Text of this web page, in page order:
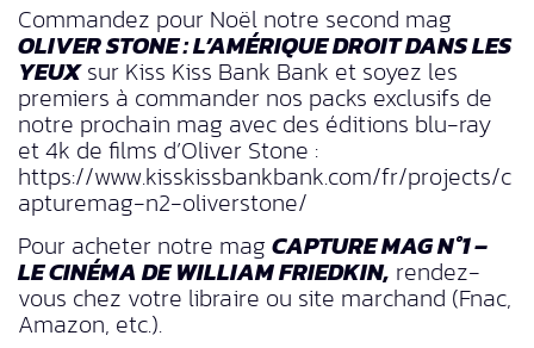
Commandez pour Noël notre second mag
OLIVER STONE : L’AMÉRIQUE DROIT DANS LES
YEUXsur Kiss Kiss Bank Bank et soyez les
premiers à commander nos packs exclusifs de
notre prochain mag avec des éditions blu-ray
et 4k de films d’Oliver Stone :
https://www.kisskissbankbank.com/fr/projects/c
apturemag-n2-oliverstone/
Pour acheter notre mag CAPTURE MAG N°1 –
LE CINÉMA DE WILLIAM FRIEDKIN, rendez-
vous chez votre libraire ou site marchand (Fnac,
Amazon, etc.).